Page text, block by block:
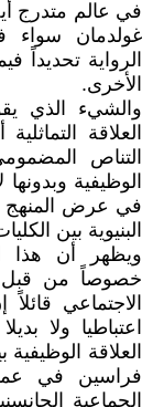
غولدمان
الرواية تحديداً
الأخرى.
والشيء الذي
العلاقة
التناص
الوظيفية
في عرض المنهج
البنيوية بين
ويظهر أن هذا
خصوصاً من قبل
الاجتماعي
اعتباطيا ولا
العلاقة
فراسين في